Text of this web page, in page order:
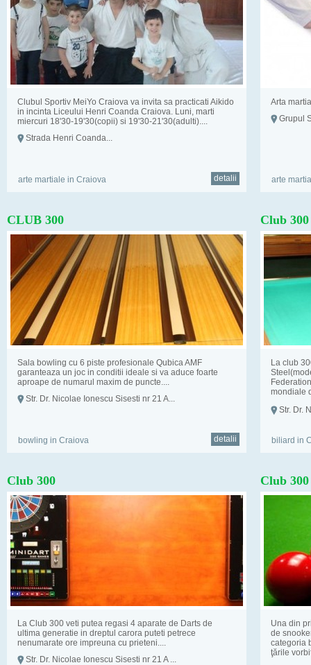
Clubul Sportiv MeiYo Craiova va invita sa practicati Aikido
in incinta Liceului Henri Coanda Craiova. Luni, marti
miercuri 18'30-19'30(copii) si 19'30-21'30(adulti)....
Strada Henri Coanda...
arte martiale in Craiova detalii
Arta
Grupul
arte
CLUB 300
Sala bowling cu 6 piste profesionale Qubica AMF
garanteaza un joc in conditii ideale si va aduce foarte
aproape de numarul maxim de puncte....
Str. Dr. Nicolae Ionescu Sisesti nr 21 A...
bowling in Craiova detalii
Club 300
La club
mondiale
Str. Dr.
biliard in
Club 300
La Club 300 veti putea regasi 4 aparate de Darts de
ultima generatie in dreptul carora puteti petrece
nenumarate ore impreuna cu prieteni....
Str. Dr. Nicolae Ionescu Sisesti nr 21 A ...
Club 300
Una din
de
categoria
ţările